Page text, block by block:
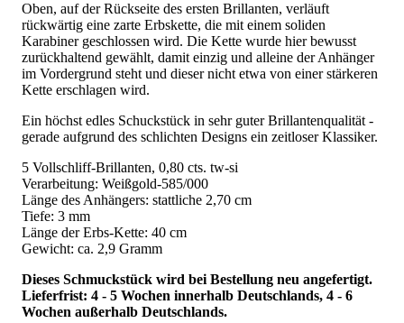
Oben, auf der Rückseite des ersten Brillanten, verläuft
rückwärtig eine zarte Erbskette, die mit einem soliden
Karabiner geschlossen wird. Die Kette wurde hier bewusst
zurückhaltend gewählt, damit einzig und alleine der Anhänger
im Vordergrund steht und dieser nicht etwa von einer stärkeren
Kette erschlagen wird.
Ein höchst edles Schuckstück in sehr guter Brillantenqualität -
gerade aufgrund des schlichten Designs ein zeitloser Klassiker.
5 Vollschliff-Brillanten, 0,80 cts. tw-si
Verarbeitung: Weißgold-585/000
Länge des Anhängers: stattliche 2,70 cm
Tiefe: 3 mm
Länge der Erbs-Kette: 40 cm
Gewicht: ca. 2,9 Gramm
Dieses Schmuckstück wird bei Bestellung neu angefertigt.
Lieferfrist: 4 - 5 Wochen innerhalb Deutschlands, 4 - 6
Wochen außerhalb Deutschlands.